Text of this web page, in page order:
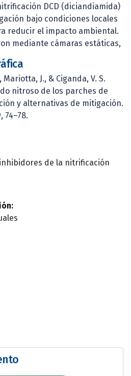
DCD (diciandiamida)
bajo condiciones locales
reducir el impacto ambiental.
mediante cámaras estáticas,
Mariotta, J., & Ciganda, V. S.
nitroso de los parches de
y alternativas de mitigación.
74–78.
de la nitrificación